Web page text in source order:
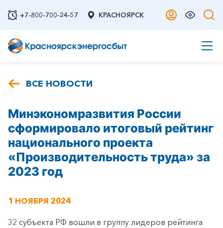
+7-800-700-24-57 КРАСНОЯРСК
ВСЕ НОВОСТИ
Минэкономразвития России
сформировало итоговый рейтинг
национального проекта
«Производительность труда» за
2023 год
1 НОЯБРЯ 2024
32 субъекта РФ вошли в группу лидеров рейтинга